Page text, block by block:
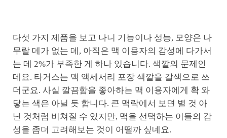
다섯 가지 제품을 보고 나니 기능이나 성능, 모양은 나
무랄 데가 없는 데, 아직은 맥 이용자의 감성에 다가서
는 데 2%가 부족한 게 하나 있습니다. 색깔의 문제인
데요. 타거스는 맥 액세서리 포장 색깔을 갈색으로 쓰
더군요. 사실 깔끔함을 좋아하는 맥 이용자에게 확 와
닿는 색은 아닐 듯 합니다. 큰 맥락에서 보면 별 것 아
닌 것처럼 비쳐질 수 있지만, 맥을 선택하는 이들의 감
성을 좀더 고려해보는 것이 어떨까 싶네요.